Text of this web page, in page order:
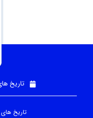
تاریخ
تاریخ